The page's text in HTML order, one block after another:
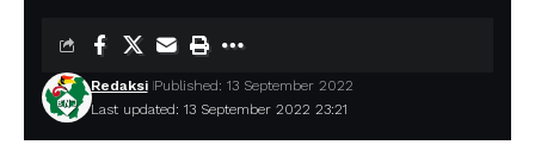
Last updated: 13 September 2022 23:21
Redaksi Published: 13 September 2022